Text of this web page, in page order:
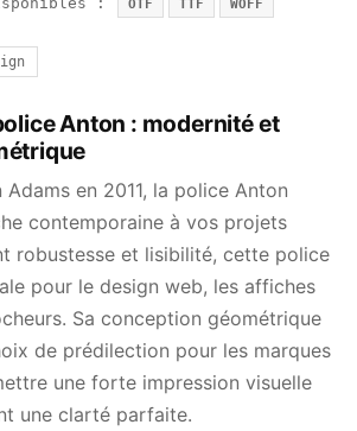
OTF TTF WOFF
Anton : modernité et
Adams en 2011, la police Anton
contemporaine à vos projets
robustesse et lisibilité, cette police
pour le design web, les affiches
Sa conception géométrique
de prédilection pour les marques
une forte impression visuelle
une clarté parfaite.